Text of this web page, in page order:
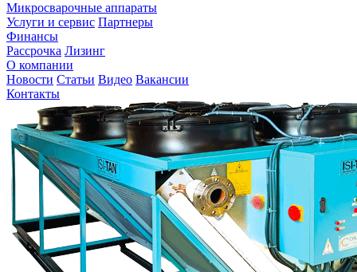
Микросварочные аппараты
Услуги и сервис Партнеры
Финансы
Рассрочка Лизинг
О компании
Новости Статьи Видео Вакансии
Контакты